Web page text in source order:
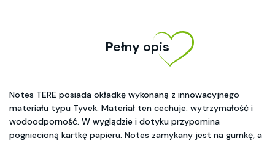
Pełny opis
Notes TERE posiada okładkę wykonaną z innowacyjnego
materiału typu Tyvek. Materiał ten cechuje: wytrzymałość i
wodoodporność. W wyglądzie i dotyku przypomina
pogniecioną kartkę papieru. Notes zamykany jest na gumkę, a